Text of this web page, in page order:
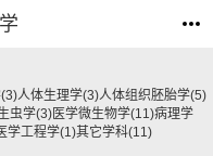
(3)人体生理学(3)人体组织胚胎学(5)
虫学(3)医学微生物学(11)病理学
学工程学(1)其它学科(11)